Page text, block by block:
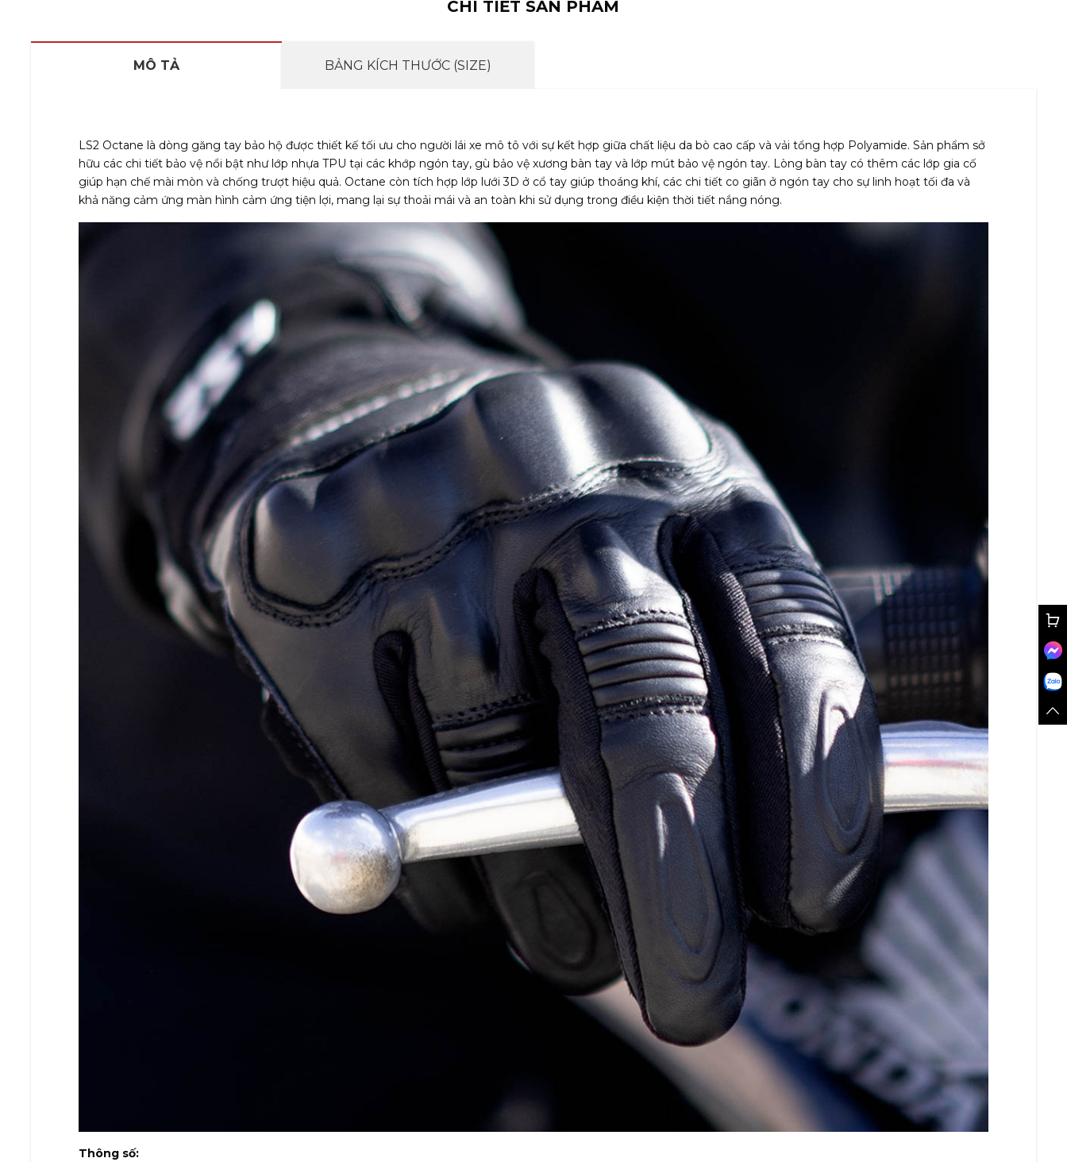
CHI TIẾT SẢN PHẨM
MÔ TẢ BẢNG KÍCH THƯỚC (SIZE)
LS2 Octane là dòng găng tay bảo hộ được thiết kế tối ưu cho người lái xe mô tô với sự kết hợp giữa chất liệu da bò cao cấp và vải tổng hợp Polyamide. Sản phẩm sở
hữu các chi tiết bảo vệ nổi bật như lớp nhựa TPU tại các khớp ngón tay, gù bảo vệ xương bàn tay và lớp mút bảo vệ ngón tay. Lòng bàn tay có thêm các lớp gia cố
giúp hạn chế mài mòn và chống trượt hiệu quả. Octane còn tích hợp lớp lưới 3D ở cổ tay giúp thoáng khí, các chi tiết co giãn ở ngón tay cho sự linh hoạt tối đa và
khả năng cảm ứng màn hình cảm ứng tiện lợi, mang lại sự thoải mái và an toàn khi sử dụng trong điều kiện thời tiết nắng nóng.
Thông số: